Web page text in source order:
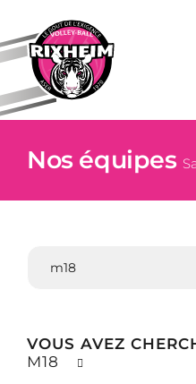
contenu
Nos équipes
VOUS AVEZ
M18